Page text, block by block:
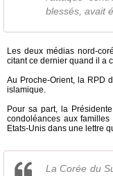
blessés, avait
Les deux médias nord-
citant ce dernier quand il a
Au Proche-Orient, la RPD
islamique.
Pour sa part, la
condoléances aux
Etats-Unis dans une lettre
La Corée du